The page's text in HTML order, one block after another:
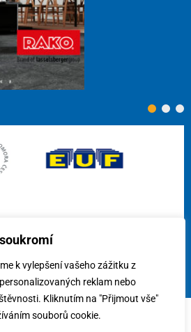
k vylepšení vašeho zážitku z
reklam nebo
Kliknutím na "Přijmout vše"
souborů cookie.